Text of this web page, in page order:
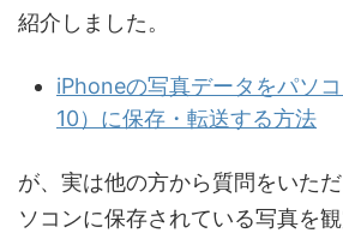
紹介しました。
iPhoneの写真データをパソ
10）に保存・転送する方法
が、実は他の方から質問をいた
ソコンに保存されている写真を